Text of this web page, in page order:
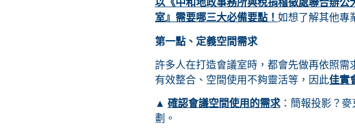
以《中和地政事務所與稅捐稽徵處聯合辦
室』需要哪三大必備要點！ 如想了解其他專
第一點、定義空間需求
許多人在打造會議室時，都會先做再依照
有效整合、空間使用不夠靈活等，因此佳實
▲ 確認會議空間使用的需求 ：簡報投影？
劃。